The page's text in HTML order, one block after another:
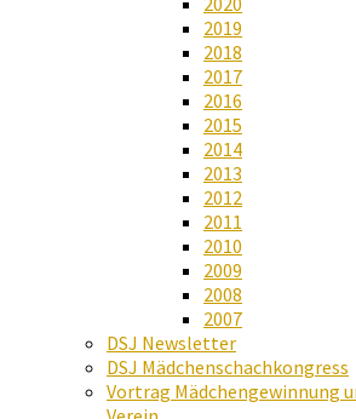
2019
2018
2017
2016
2015
2014
2013
2012
2011
2010
2009
2008
2007
DSJ Newsletter
DSJ Mädchenschachkongress
Vortrag Mädchengewinnung